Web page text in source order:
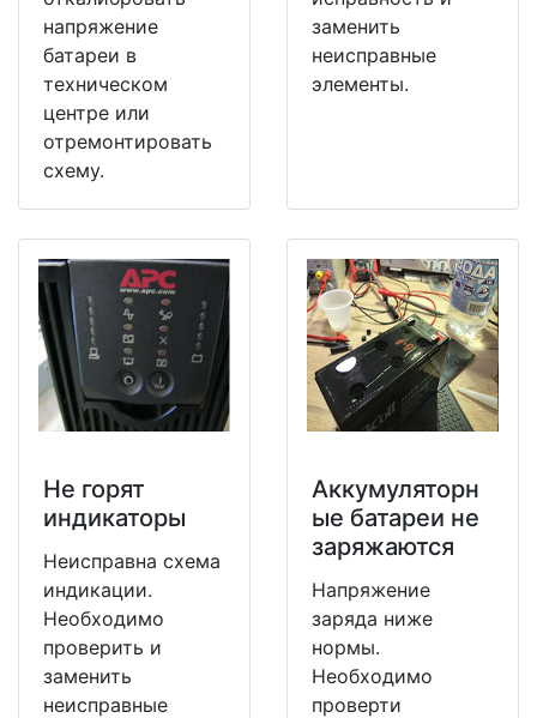
напряжение
батареи в
техническом
центре или
отремонтировать
схему.
заменить
неисправные
элементы.
Не горят
индикаторы
Неисправна схема
индикации.
Необходимо
проверить и
заменить
неисправные
Аккумуляторн
ые батареи не
заряжаются
Напряжение
заряда ниже
нормы.
Необходимо
проверти